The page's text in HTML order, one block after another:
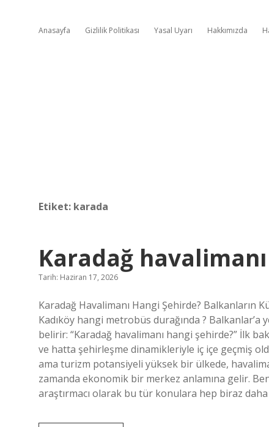
Anasayfa Gizlilik Politikası Yasal Uyarı Hakkımızda
Etiket: karada
Karadağ
Tarih: Haziran 17, 2026
Karadağ Havalimanı Hangi Şehirde? Balkanların
Kadıköy hangi metrobüs durağında ?
belirir: “Karadağ havalimanı hangi şehirde?” İlk
ve hatta şehirleşme dinamikleriyle iç içe geçmiş
ama turizm potansiyeli yüksek bir ülkede,
zamanda ekonomik bir merkez anlamına gelir.
araştırmacı olarak bu tür konulara hep biraz